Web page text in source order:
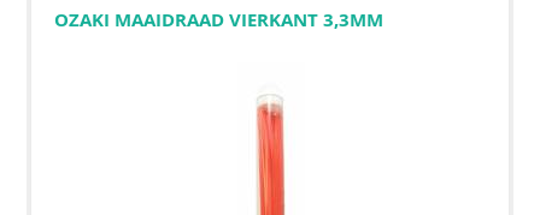
OZAKI MAAIDRAAD VIERKANT 3,3MM